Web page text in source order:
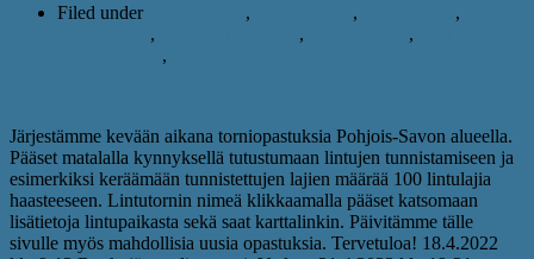
Filed under , ,
,
, , ,
,
Järjestämme kevään aikana torniopastuksia Pohjois-Savon alueella.
Pääset matalalla kynnyksellä tutustumaan lintujen tunnistamiseen ja
esimerkiksi keräämään tunnistettujen lajien määrää 100 lintulajia
haasteeseen. Lintutornin nimeä klikkaamalla pääset katsomaan
lisätietoja lintupaikasta sekä saat karttalinkin. Päivitämme tälle
sivulle myös mahdollisia uusia opastuksia. Tervetuloa! 18.4.2022